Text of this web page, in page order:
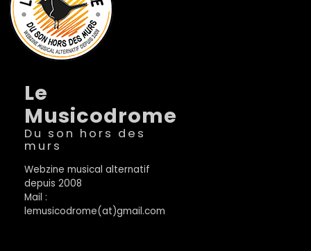
Le
Musicodrome
Du son hors des
murs
Webzine musical alternatif
depuis 2008
Mail :
lemusicodrome(at)gmail.com